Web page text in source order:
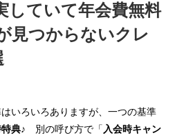
していて年会費無料
見つからないクレ
いろいろありますが、一つの基準
特典♪ 別の呼び方で「 入会時キャン